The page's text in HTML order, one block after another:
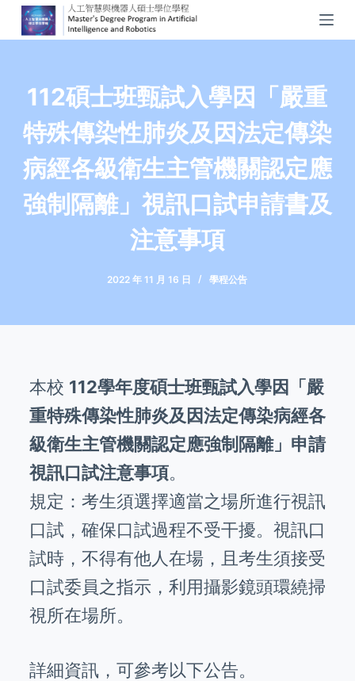
S
k
112碩士班甄試入學因「嚴重
特殊傳染性肺炎及因法定傳染
病經各級衛生主管機關認定應
強制隔離」視訊口試申請書及
注意事項
2022 年 11 月 16 日 學程公告
本校 112學年度碩士班甄試入學因「嚴
重特殊傳染性肺炎及因法定傳染病經各
級衛生主管機關認定應強制隔離」申請
視訊口試注意事項。
規定：考生須選擇適當之場所進行視訊
口試，確保口試過程不受干擾。視訊口
試時，不得有他人在場，且考生須接受
口試委員之指示，利用攝影鏡頭環繞掃
視所在場所。
詳細資訊，可參考以下公告。